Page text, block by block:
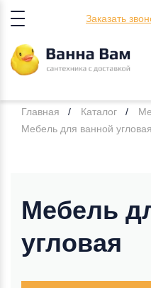
Заказать
Главная Каталог
Мебель для ванной угловая
Мебель
угловая